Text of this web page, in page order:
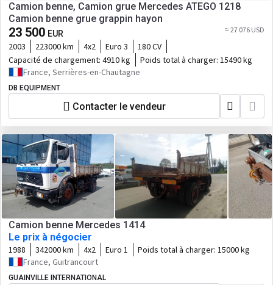
Camion benne, Camion grue Mercedes ATEGO 1218
Camion benne grue grappin hayon
23 500 EUR ≈ 27 076 USD
2003 223000 km 4x2 Euro 3
180 CV
Capacité de chargement: 4910 kg Poids total à charger: 15490 kg
France, Serrières-en-Chautagne
DB EQUIPMENT
Contacter le vendeur
Camion benne Mercedes 1414
Le prix à négocier
1988 342000 km 4x2 Euro 1 Poids total à charger: 15000 kg
France, Guitrancourt
GUAINVILLE INTERNATIONAL